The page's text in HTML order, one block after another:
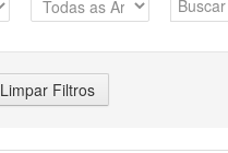
Limpar Filtros